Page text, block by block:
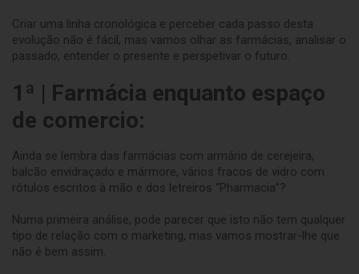
Criar uma linha cronológica e perceber cada passo desta
evolução não é fácil, mas vamos olhar as farmácias, analisar o
passado, entender o presente e perspetivar o futuro.
1ª | Farmácia enquanto espaço
de comercio:
Ainda se lembra das farmácias com armário de cerejeira,
balcão envidraçado e mármore, vários fracos de vidro com
rótulos escritos à mão e dos letreiros “Pharmacia”?
Numa primeira análise, pode parecer que isto não tem qualquer
tipo de relação com o marketing, mas vamos mostrar-lhe que
não é bem assim.